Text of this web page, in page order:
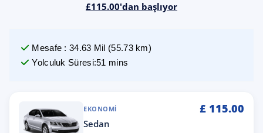
£115.00'dan başlıyor
Mesafe :34.63 Mil (55.73km)
Yolculuk Süresi:51 mins
EKONOMI £ 115.00
Sedan